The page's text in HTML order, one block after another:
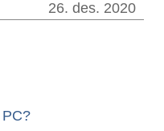
26. des. 2020